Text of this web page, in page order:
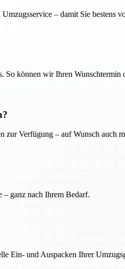
– damit Sie bestens
So können wir Ihren Wunschtermin
zur Verfügung – auf Wunsch auch
– ganz nach Ihrem Bedarf.
Ein- und Auspacken Ihrer